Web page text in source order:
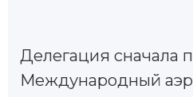
Делегация сначала
Международный